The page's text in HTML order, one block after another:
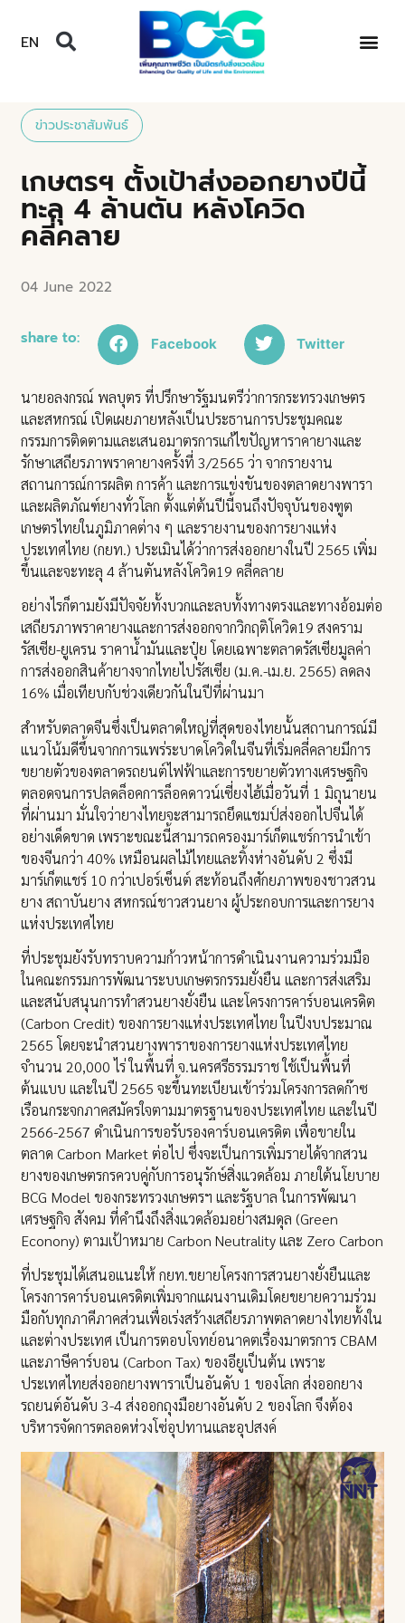
EN
ข่าวประชาสัมพันธ์
เกษตรฯ ตั้งเป้าส่งออกยางปีนี้
ทะลุ 4 ล้านตัน หลังโควิด
คลี่คลาย
04 June 2022
share to: Facebook Twitter
นายอลงกรณ์ พลบุตร ที่ปรึกษารัฐมนตรีว่าการกระทรวงเกษตร
และสหกรณ์ เปิดเผยภายหลังเป็นประธานการประชุมคณะ
กรรมการติดตามและเสนอมาตรการแก้ไขปัญหาราคายางและ
รักษาเสถียรภาพราคายางครั้งที่ 3/2565 ว่า จากรายงาน
สถานการณ์การผลิต การค้า และการแข่งขันของตลาดยางพารา
และผลิตภัณฑ์ยางทั่วโลก ตั้งแต่ต้นปีนี้จนถึงปัจจุบันของฑูต
เกษตรไทยในภูมิภาคต่าง ๆ และรายงานของการยางแห่ง
ประเทศไทย (กยท.) ประเมินได้ว่าการส่งออกยางในปี 2565 เพิ่ม
ขึ้นและจะทะลุ 4 ล้านตันหลังโควิด19 คลี่คลาย
อย่างไรก็ตามยังมีปัจจัยทั้งบวกและลบทั้งทางตรงและทางอ้อมต่อ
เสถียรภาพราคายางและการส่งออกจากวิกฤติโควิด19 สงคราม
รัสเซีย-ยูเครน ราคาน้ำมันและปุ๋ย โดยเฉพาะตลาดรัสเซียมูลค่า
การส่งออกสินค้ายางจากไทยไปรัสเซีย (ม.ค.-เม.ย. 2565) ลดลง
16% เมื่อเทียบกับช่วงเดียวกันในปีที่ผ่านมา
สำหรับตลาดจีนซึ่งเป็นตลาดใหญ่ที่สุดของไทยนั้นสถานการณ์มี
แนวโน้มดีขึ้นจากการแพร่ระบาดโควิดในจีนที่เริ่มคลี่คลายมีการ
ขยายตัวของตลาดรถยนต์ไฟฟ้าและการขยายตัวทางเศรษฐกิจ
ตลอดจนการปลดล็อคการล็อคดาวน์เซี่ยงไฮ้เมื่อวันที่ 1 มิถุนายน
ที่ผ่านมา มั่นใจว่ายางไทยจะสามารถยึดแชมป์ส่งออกไปจีนได้
อย่างเด็ดขาด เพราะขณะนี้สามารถครองมาร์เก็ตแชร์การนำเข้า
ของจีนกว่า 40% เหมือนผลไม้ไทยและทิ้งห่างอันดับ 2 ซึ่งมี
มาร์เก็ตแชร์ 10 กว่าเปอร์เซ็นต์ สะท้อนถึงศักยภาพของชาวสวน
ยาง สถาบันยาง สหกรณ์ชาวสวนยาง ผู้ประกอบการและการยาง
แห่งประเทศไทย
ที่ประชุมยังรับทราบความก้าวหน้าการดำเนินงานความร่วมมือ
ในคณะกรรมการพัฒนาระบบเกษตรกรรมยั่งยืน และการส่งเสริม
และสนับสนุนการทำสวนยางยั่งยืน และโครงการคาร์บอนเครดิต
(Carbon Credit) ของการยางแห่งประเทศไทย ในปีงบประมาณ
2565 โดยจะนำสวนยางพาราของการยางแห่งประเทศไทย
จำนวน 20,000 ไร่ ในพื้นที่ จ.นครศรีธรรมราช ใช้เป็นพื้นที่
ต้นแบบ และในปี 2565 จะขึ้นทะเบียนเข้าร่วมโครงการลดก๊าซ
เรือนกระจกภาคสมัครใจตามมาตรฐานของประเทศไทย และในปี
2566-2567 ดำเนินการขอรับรองคาร์บอนเครดิต เพื่อขายใน
ตลาด Carbon Market ต่อไป ซึ่งจะเป็นการเพิ่มรายได้จากสวน
ยางของเกษตรกรควบคู่กับการอนุรักษ์สิ่งแวดล้อม ภายใต้นโยบาย
BCG Model ของกระทรวงเกษตรฯ และรัฐบาล ในการพัฒนา
เศรษฐกิจ สังคม ที่คำนึงถึงสิ่งแวดล้อมอย่างสมดุล (Green
Econony) ตามเป้าหมาย Carbon Neutrality และ Zero Carbon
ที่ประชุมได้เสนอแนะให้ กยท.ขยายโครงการสวนยางยั่งยืนและ
โครงการคาร์บอนเครดิตเพิ่มจากแผนงานเดิมโดยขยายความร่วม
มือกับทุกภาคีภาคส่วนเพื่อเร่งสร้างเสถียรภาพตลาดยางไทยทั้งใน
และต่างประเทศ เป็นการตอบโจทย์อนาคตเรื่องมาตรการ CBAM
และภาษีคาร์บอน (Carbon Tax) ของอียูเป็นต้น เพราะ
ประเทศไทยส่งออกยางพาราเป็นอันดับ 1 ของโลก ส่งออกยาง
รถยนต์อันดับ 3-4 ส่งออกถุงมือยางอันดับ 2 ของโลก จึงต้อง
บริหารจัดการตลอดห่วงโซ่อุปทานและอุปสงค์